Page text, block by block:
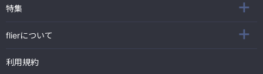
特集
flierについて
利用規約